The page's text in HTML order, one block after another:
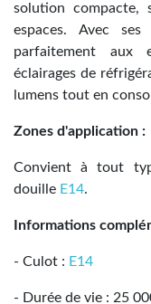
solution compacte,
espaces. Avec ses
parfaitement aux
éclairages de
lumens tout en
Zones d'application :
Convient à tout
douille E14.
Informations
- Culot : E14
- Durée de vie : 25